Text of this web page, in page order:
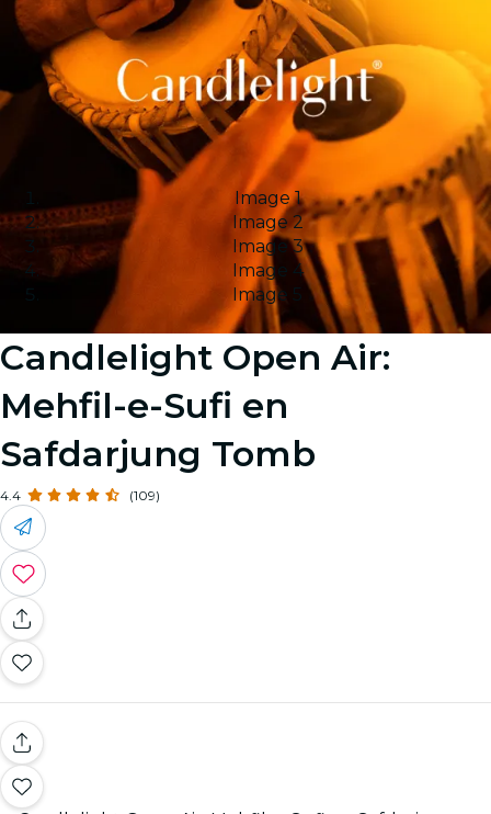
Image 1
Image 2
Image 3
Image 4
Image 5
Candlelight Open Air:
Mehfil-e-Sufi en
Safdarjung Tomb
4.4 (109)